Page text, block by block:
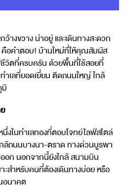
งขวาง น่าอยู่ และเดินทางสะดวก
คือคำตอบ! บ้านใหม่ที่ให้คุณสัมผัส
วิตที่ครบครัน ด้วยพื้นที่ใช้สอยที่
เลที่ยอดเยี่ยม ติดถนนใหญ่ ใกล้
งในทำเลทองที่ตอบโจทย์ไลฟ์สไตล์
กล้ถนนบางนา-ตราด ทางด่วนบูรพา
อก นอกจากนี้ยังใกล้ สนามบิน
สำหรับคนที่ต้องเดินทางบ่อย หรือ
อนาคต